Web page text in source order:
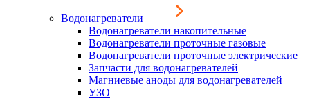
Водонагреватели
Водонагреватели накопительные
Водонагреватели проточные газовые
Водонагреватели проточные электрические
Запчасти для водонагревателей
Магниевые аноды для водонагревателей
УЗО